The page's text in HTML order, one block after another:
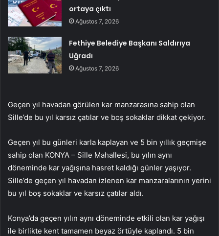
ortaya çıktı
Ağustos 7, 2026
Fethiye Belediye Başkanı Saldırıya
Uğradı
Ağustos 7, 2026
Geçen yıl havadan görülen kar manzarasına sahip olan
Sille’de bu yıl karsız çatılar ve boş sokaklar dikkat çekiyor.
Geçen yıl bu günleri karla kaplayan ve 5 bin yıllık geçmişe
sahip olan KONYA – Sille Mahallesi, bu yılın aynı
döneminde kar yağışına hasret kaldığı günler yaşıyor.
Sille’de geçen yıl havadan izlenen kar manzaralarının yerini
bu yıl boş sokaklar ve karsız çatılar aldı.
Konya’da geçen yılın aynı döneminde etkili olan kar yağışı
ile birlikte kent tamamen beyaz örtüyle kaplandı. 5 bin